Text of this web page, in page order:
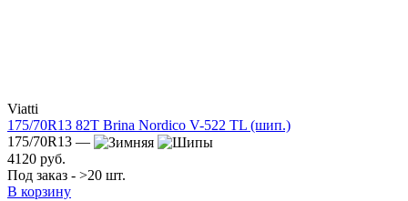
Viatti
175/70R13 82T Brina Nordico V-522 TL (шип.)
175/70R13 —
4120 руб.
Под заказ - >20 шт.
В корзину